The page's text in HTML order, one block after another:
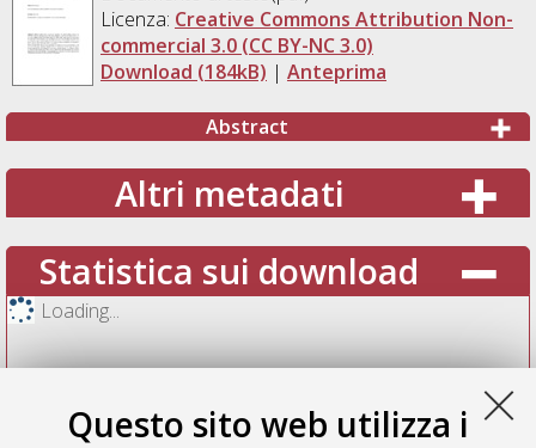
Questo sito web utilizza i
Licenza: Creative Commons Attribution Non-
commercial 3.0 (CC BY-NC 3.0)
Download (184kB) | Anteprima
Abstract
Altri metadati
Statistica sui download
Loading...